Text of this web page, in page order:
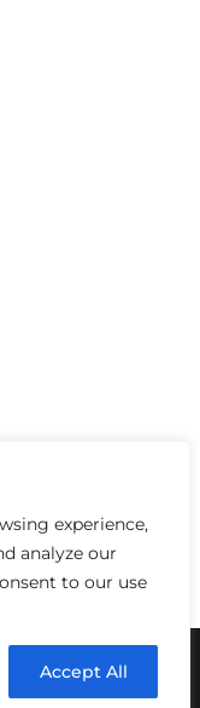
experience,
analyze our
to our use
Accept All
cu
Dr.